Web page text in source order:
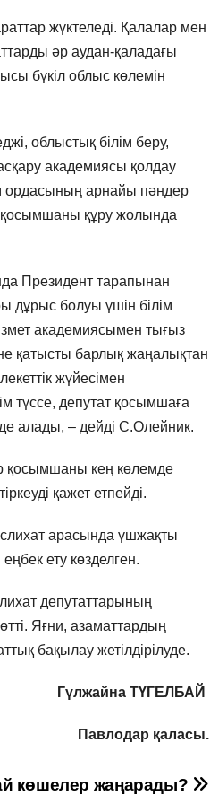
жүктеледі. Қалалар мен
әр аудан-қаладағы
бүкіл облыс көлемін
облыстық білім беру,
академиясы қолдау
ордасының арнайы пәндер
қосымшаны құру жолында
Президент тарапынан
дұрыс болуы үшін білім
академиясымен тығыз
қатысты барлық жаңалықтан
жүйесімен
түссе, депутат қосымшаға
алады, – дейді С.Олейник.
қосымшаны кең көлемде
қажет етпейді.
арасында үшжақты
ету көзделген.
депутаттарының
Яғни, азаматтардың
бақылау жетілдірілуде.
Гүлжайна ТҮГЕЛБАЙ
Павлодар қаласы.
көшелер жаңарады?